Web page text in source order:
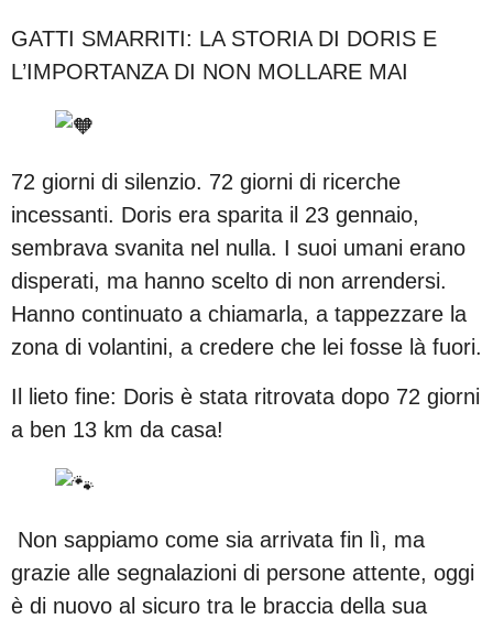
GATTI SMARRITI: LA STORIA DI DORIS E
L’IMPORTANZA DI NON MOLLARE MAI
72 giorni di silenzio. 72 giorni di ricerche
incessanti. Doris era sparita il 23 gennaio,
sembrava svanita nel nulla. I suoi umani erano
disperati, ma hanno scelto di non arrendersi.
Hanno continuato a chiamarla, a tappezzare la
zona di volantini, a credere che lei fosse là fuori.
Il lieto fine: Doris è stata ritrovata dopo 72 giorni
a ben 13 km da casa!
Non sappiamo come sia arrivata fin lì, ma
grazie alle segnalazioni di persone attente, oggi
è di nuovo al sicuro tra le braccia della sua